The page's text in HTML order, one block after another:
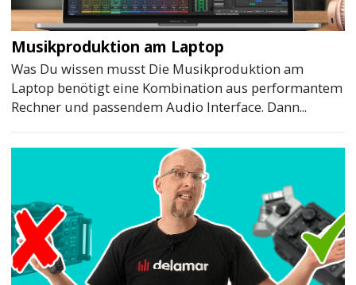
Musikproduktion am Laptop
Was Du wissen musst Die Musikproduktion am
Laptop benötigt eine Kombination aus performantem
Rechner und passendem Audio Interface. Dann...